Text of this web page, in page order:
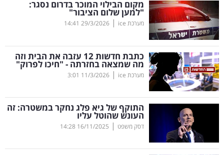
ופרסום
משפט
מדדים
ומחקרים
דעות
רכילות
עסקית
מקום הבילוי המוכר בדרום נסגר:
"למען שלום הציבור"
מערכת ice |
29/3/2026
14:41
כתבת חדשות 12 עזבה את הבית וזה
מה שמצאה בחזרתה - "חיכו לפרוק"
מערכת ice |
11/3/2026
3:01
התוקף של גיא פלג נחקר במשטרה: זה
העונש שהוטל עליו
דסק משפט |
16/11/2025
14:28